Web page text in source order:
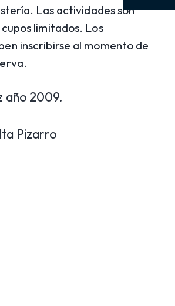
Las actividades son
limitados. Los
inscribirse al momento de
año 2009.
Pizarro